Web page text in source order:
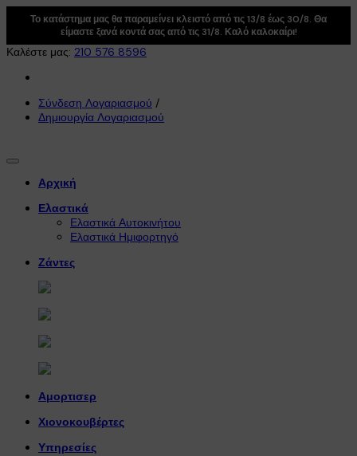
Το κατάστημα μας θα παραμείνει κλειστό από τις 13/8 έως 30/8. Θα
είμαστε ξανά κοντά σας από τις 31/8. Καλό καλοκαίρι!
Καλέστε μας: 210 576 8596
Σύνδεση Λογαριασμού /
Δημιουργία Λογαριασμού
Αρχική
Ελαστικά
Ελαστικά Αυτοκινήτου
Ελαστικά Ημιφορτηγό
Ζάντες
Αμορτισερ
Χιονοκουβέρτες
Υπηρεσίες